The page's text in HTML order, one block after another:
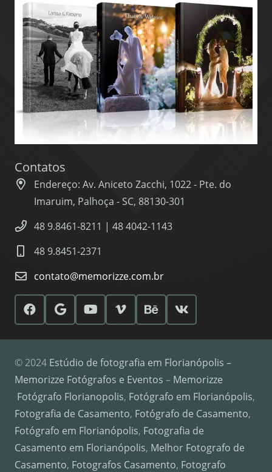
Contatos
Endereço: Av. Aniceto Zacchi, 1022 - Pte. do
Imaruim, Palhoça - SC, 88130-301
48 9.8461-8211 | 48 4042-1143
48 9.8451-2371
contato@memorizze.com.br
© 2024 Estúdio de fotografia em Florianópolis –
Memorizze Fotógrafos e Eventos – Memorizze
Fotógrafo Florianopolis, Fotógrafo em Florianópolis,
Fotografia de Casamento, Fotógrafo de Casamento,
Fotógrafo em Florianópolis, Fotografia de
Casamento em Florianópolis, Melhor Fotografo de
Casamento, Fotografos Casamento, Fotografo